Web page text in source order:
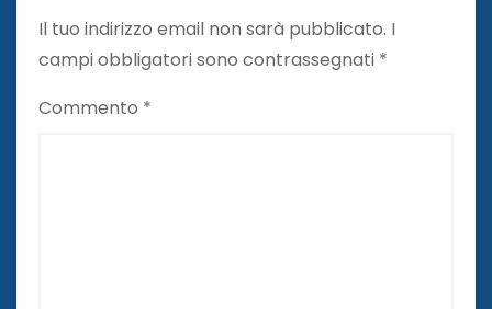
Il tuo indirizzo email non sarà pubblicato. I
campi obbligatori sono contrassegnati *
Commento *